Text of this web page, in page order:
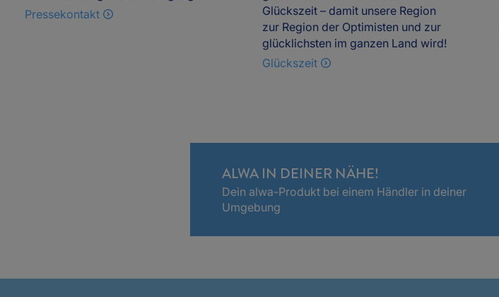
Pressekontakt
Glückszeit – damit unsere Region
zur Region der Optimisten und zur
glücklichsten im ganzen Land wird!
Glückszeit
ALWA IN DEINER NÄHE!
Dein alwa-Produkt bei einem Händler in deiner
Umgebung